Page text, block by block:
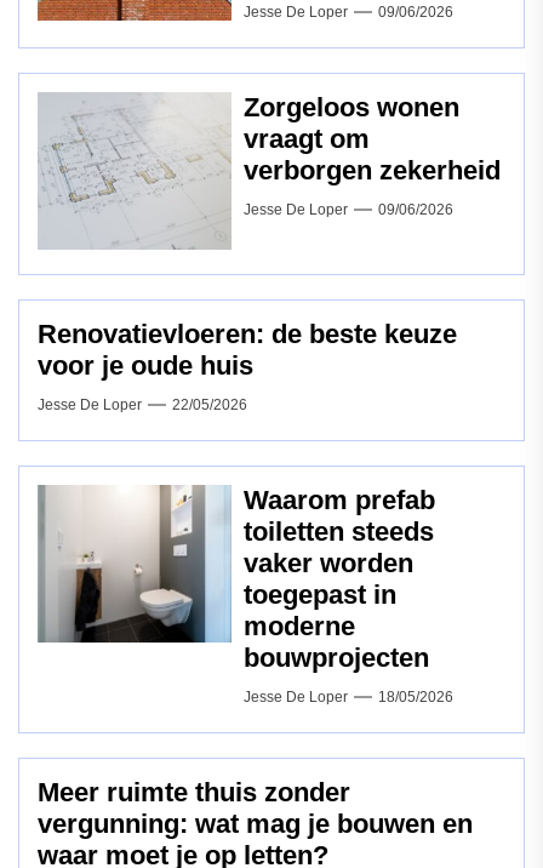
Jesse De Loper 09/06/2026
Zorgeloos wonen
vraagt om
verborgen zekerheid
Jesse De Loper 09/06/2026
Renovatievloeren: de beste keuze
voor je oude huis
Jesse De Loper 22/05/2026
Waarom prefab
toiletten steeds
vaker worden
toegepast in
moderne
bouwprojecten
Jesse De Loper 18/05/2026
Meer ruimte thuis zonder
vergunning: wat mag je bouwen en
waar moet je op letten?